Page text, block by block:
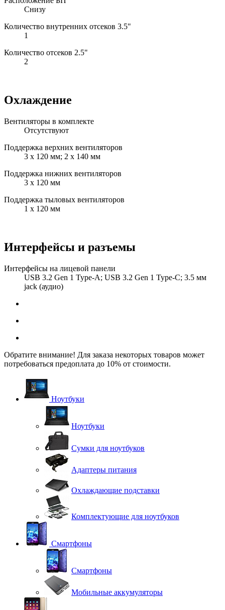
Снизу
Количество внутренних отсеков 3.5"
1
Количество отсеков 2.5"
2
Охлаждение
Вентиляторы в комплекте
Отсутствуют
Поддержка верхних вентиляторов
3 x 120 мм; 2 x 140 мм
Поддержка нижних вентиляторов
3 x 120 мм
Поддержка тыловых вентиляторов
1 x 120 мм
Интерфейсы и разъемы
Интерфейсы на лицевой панели
USB 3.2 Gen 1 Type-A; USB 3.2 Gen 1 Type-C; 3.5 мм
jack (аудио)
Обратите внимание! Для заказа некоторых товаров может
потребоваться предоплата до 10% от стоимости.
Ноутбуки
Ноутбуки
Сумки для ноутбуков
Адаптеры питания
Охлаждающие подставки
Комплектующие для ноутбуков
Смартфоны
Смартфоны
Мобильные аккумуляторы